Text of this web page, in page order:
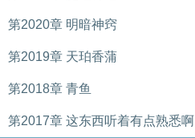
第2020章 明暗神窍
第2019章 天珀香蒲
第2018章 青鱼
第2017章 这东西听着有点熟悉啊